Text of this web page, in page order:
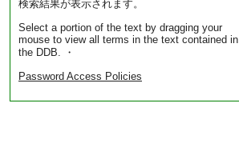
検索結果が表示されます。
Select a portion of the text by dragging your
mouse to view all terms in the text contained in
the DDB. ・
Password Access Policies